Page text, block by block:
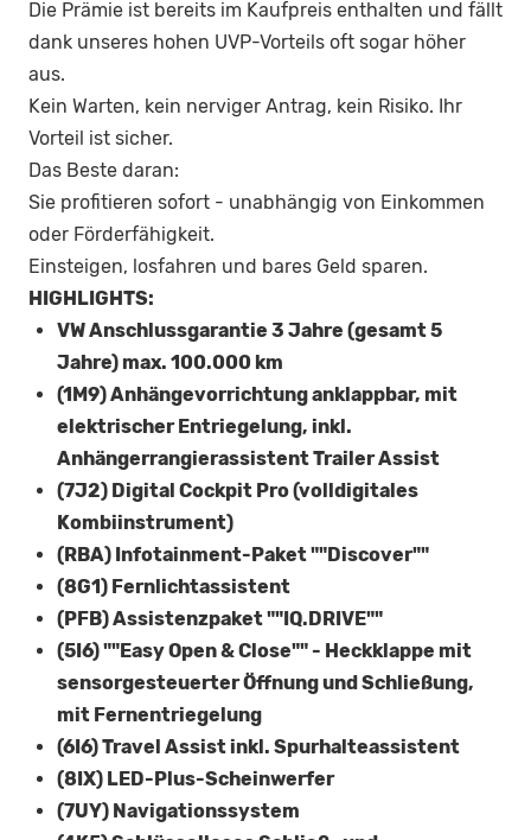
Die Prämie ist bereits im Kaufpreis enthalten und fällt
dank unseres hohen UVP-Vorteils oft sogar höher
aus.
Kein Warten, kein nerviger Antrag, kein Risiko. Ihr
Vorteil ist sicher.
Das Beste daran:
Sie profitieren sofort - unabhängig von Einkommen
oder Förderfähigkeit.
Einsteigen, losfahren und bares Geld sparen.
HIGHLIGHTS:
VW Anschlussgarantie 3 Jahre (gesamt 5
Jahre) max. 100.000 km
(1M9) Anhängevorrichtung anklappbar, mit
elektrischer Entriegelung, inkl.
Anhängerrangierassistent Trailer Assist
(7J2) Digital Cockpit Pro (volldigitales
Kombiinstrument)
(RBA) Infotainment-Paket ""Discover""
(8G1) Fernlichtassistent
(PFB) Assistenzpaket ""IQ.DRIVE""
(5I6) ""Easy Open & Close"" - Heckklappe mit
sensorgesteuerter Öffnung und Schließung,
mit Fernentriegelung
(6I6) Travel Assist inkl. Spurhalteassistent
(8IX) LED-Plus-Scheinwerfer
(7UY) Navigationssystem